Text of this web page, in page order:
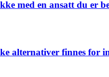
med en ansatt du er
alternativer finnes for